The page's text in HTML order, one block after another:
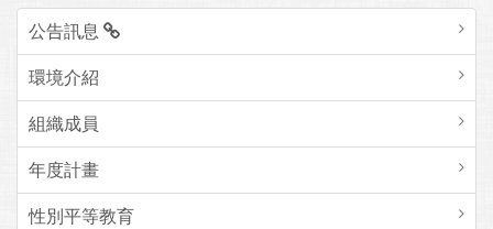
公告訊息
環境介紹
組織成員
年度計畫
性別平等教育